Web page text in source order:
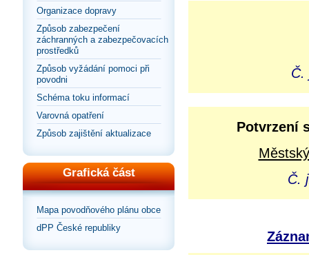
Organizace dopravy
Způsob zabezpečení
záchranných a zabezpečovacích
prostředků
Způsob vyžádání pomoci při
povodni
Schéma toku informací
Varovná opatření
Způsob zajištění aktualizace
Grafická část
Mapa povodňového plánu obce
dPP České republiky
Č.
Potvrzení
Č.